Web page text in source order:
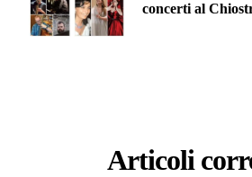
concerti al
Articoli